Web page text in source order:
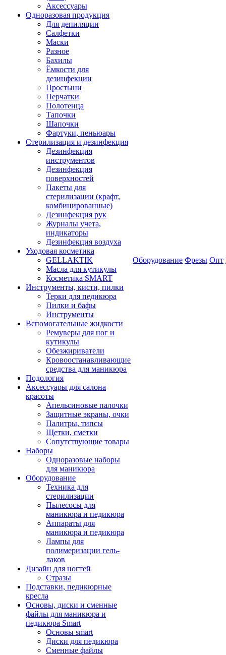
Аксессуары
Одноразовая продукция
Для депиляции
Салфетки
Маски
Разное
Бахилы
Ёмкости для
дезинфекции
Простыни
Перчатки
Полотенца
Тапочки
Шапочки
Фартуки, пеньюары
Стерилизация и дезинфекция
Дезинфекция
инструментов
Дезинфекция
поверхностей
Пакеты для
стерилизации (крафт,
комбинированные)
Дезинфекция рук
Журналы учета,
индикаторы
Дезинфекция воздуха
Уходовая косметика
GELLAKTIK
Масла для кутикулы
Косметика SMART
Инструменты, кисти, пилки
Терки для педикюра
Пилки и бафы
Инструменты
Вспомогательные жидкости
Ремуверы для ног и
кутикулы
Обезжириватели
Кровоостанавливающие
средства для маникюра
Подология
Аксессуары для салона
красоты
Апельсиновые палочки
Защитные экраны, очки
Палитры, типсы
Щетки, сметки
Сопутствующие товары
Наборы
Одноразовые наборы
для маникюра
Оборудование
Техника для
стерилизации
Пылесосы для
маникюра и педикюра
Аппараты для
маникюра и педикюра
Лампы для
полимеризации гель-
лаков
Дизайн для ногтей
Стразы
Подставки, педикюрные
кресла
Основы, диски и сменные
файлы для маникюра и
педикюра Smart
Основы smart
Диски для педикюра
Сменные файлы
Оборудование Фрезы Опт